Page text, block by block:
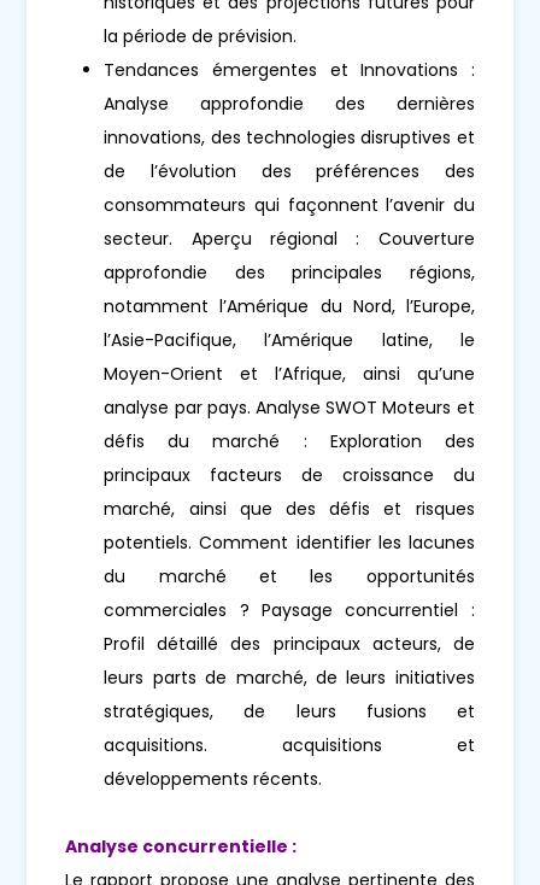
la période de prévision.
Tendances émergentes et Innovations :
Analyse approfondie des dernières
innovations, des technologies disruptives et
de l’évolution des préférences des
consommateurs qui façonnent l’avenir du
secteur. Aperçu régional : Couverture
approfondie des principales régions,
notamment l’Amérique du Nord, l’Europe,
l’Asie-Pacifique, l’Amérique latine, le
Moyen-Orient et l’Afrique, ainsi qu’une
analyse par pays. Analyse SWOT Moteurs et
défis du marché : Exploration des
principaux facteurs de croissance du
marché, ainsi que des défis et risques
potentiels. Comment identifier les lacunes
du marché et les opportunités
commerciales ? Paysage concurrentiel :
Profil détaillé des principaux acteurs, de
leurs parts de marché, de leurs initiatives
stratégiques, de leurs fusions et
acquisitions. acquisitions et
développements récents.
Analyse concurrentielle :
Le rapport propose une analyse pertinente des